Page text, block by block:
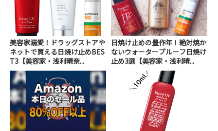
美容家溺愛！ドラッグストアや
ネットで買える日焼け止めBES
T3【美容家・浅利晴奈...
日焼け止めの豊作年！絶対焼か
ないウォータープルーフ日焼け
止め3選【美容家・浅利晴...